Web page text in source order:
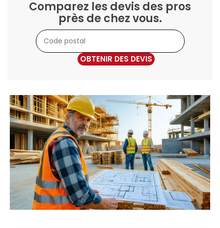
Comparez les devis des pros
près de chez vous.
OBTENIR DES DEVIS